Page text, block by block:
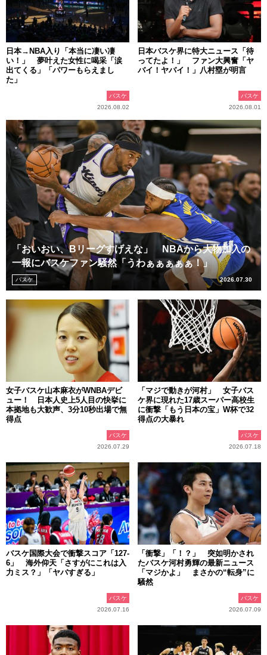
日本→NBA入り「本当に凄い凄
い！」 夢叶えた女性に喝采「涙
出てくる」「パワーもらえまし
た」
バスケ
2026.08.02
日本バスケ界に特大ニュース「待
ってたよ！」 ファン大興奮「ヤ
バイ！ヤバイ！」八村塁が明言
バスケ
2026.08.01
「おいおい、Bリーグすげえな」 NBAから大物加入の
一報にバスケファン騒然「うわぁぁぁぁぁ！」
バスケ 2026.07.30
女子バスケ山本麻衣がWNBAデビ
ュー！ 日本人史上5人目の快挙に
本拠地も大歓声、3分10秒出場で無
得点
バスケ
2026.07.29
「マジで動きが河村」 女子バス
ケ界に現れた17歳スーパー高校生
に衝撃「もう日本の宝」W杯で32
得点の大暴れ
バスケ
2026.07.18
バスケ国際大会で衝撃スコア「127-
6」 海外仰天「さすがにこれは入
力ミス？」「ヤバすぎる」
バスケ
2026.07.16
「衝撃」「！？」 突如明かされ
たバスケ河村勇輝の最新ニュース
「マジかよ」 まさかの“転身”に
騒然
バスケ
2026.07.09